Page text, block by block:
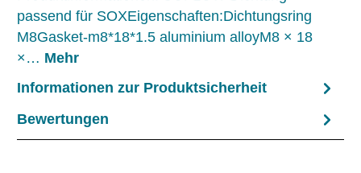
passend für SOXEigenschaften:Dichtungsring
M8Gasket-m8*18*1.5 aluminium alloyM8 × 18
×… Mehr
Informationen zur Produktsicherheit
Bewertungen